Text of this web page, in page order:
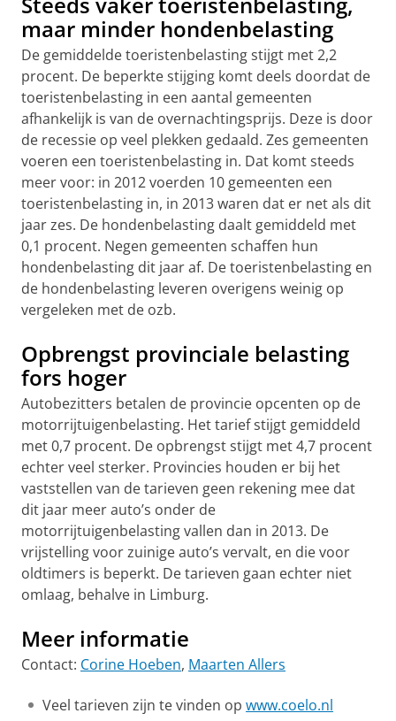
maar minder hondenbelasting
De gemiddelde toeristenbelasting stijgt met 2,2
procent. De beperkte stijging komt deels doordat de
toeristenbelasting in een aantal gemeenten
afhankelijk is van de overnachtingsprijs. Deze is door
de recessie op veel plekken gedaald. Zes gemeenten
voeren een toeristenbelasting in. Dat komt steeds
meer voor: in 2012 voerden 10 gemeenten een
toeristenbelasting in, in 2013 waren dat er net als dit
jaar zes. De hondenbelasting daalt gemiddeld met
0,1 procent. Negen gemeenten schaffen hun
hondenbelasting dit jaar af. De toeristenbelasting en
de hondenbelasting leveren overigens weinig op
vergeleken met de ozb.
Opbrengst provinciale belasting
fors hoger
Autobezitters betalen de provincie opcenten op de
motorrijtuigenbelasting. Het tarief stijgt gemiddeld
met 0,7 procent. De opbrengst stijgt met 4,7 procent
echter veel sterker. Provincies houden er bij het
vaststellen van de tarieven geen rekening mee dat
dit jaar meer auto’s onder de
motorrijtuigenbelasting vallen dan in 2013. De
vrijstelling voor zuinige auto’s vervalt, en die voor
oldtimers is beperkt. De tarieven gaan echter niet
omlaag, behalve in Limburg.
Meer informatie
Contact: Corine Hoeben, Maarten Allers
Veel tarieven zijn te vinden op www.coelo.nl